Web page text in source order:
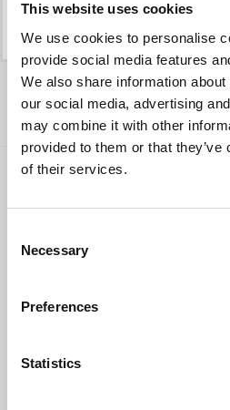
This website uses cookies
We use cookies to personalise
provide social media features
We also share information
our social media, advertising
may combine it with other
provided to them or that
of their services.
Selection
Necessary
Preferences
Statistics
K 10100
K 10100 K
Allt Blocknycklar
NAME